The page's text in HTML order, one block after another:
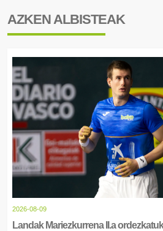
AZKEN ALBISTEAK
2026-08-09
Landak Mariezkurrena II.a